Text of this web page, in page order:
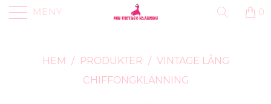
MENY 0
HEM / PRODUKTER / VINTAGE LÅNG
CHIFFONGKLÄNNING